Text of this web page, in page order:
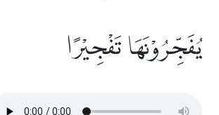
يُفَجِّرُوْنَهَا تَفْجِيْرًا